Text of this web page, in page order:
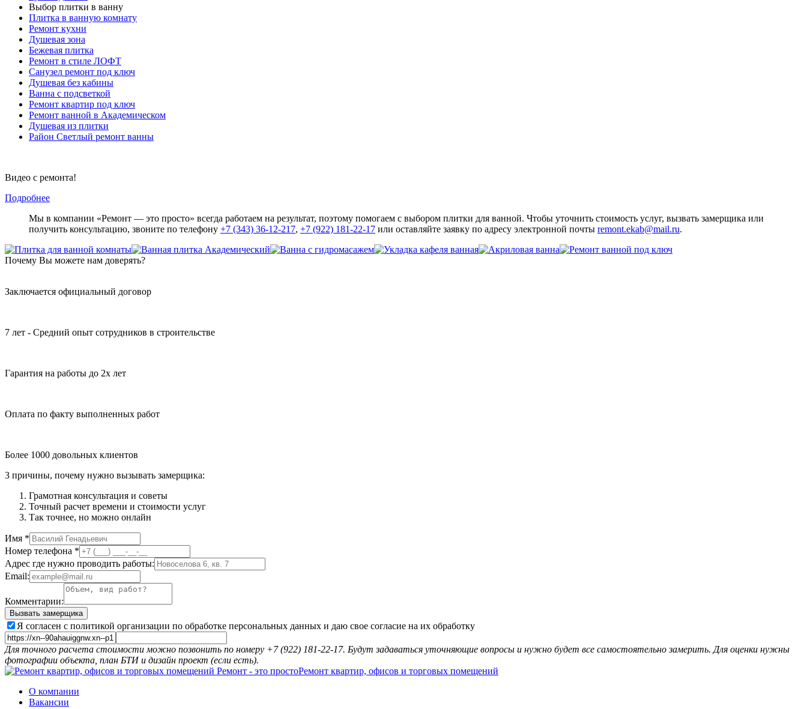
Выбор плитки в ванну
Плитка в ванную комнату
Ремонт кухни
Душевая зона
Бежевая плитка
Ремонт в стиле ЛОФТ
Санузел ремонт под ключ
Душевая без кабины
Ванна с подсветкой
Ремонт квартир под ключ
Ремонт ванной в Академическом
Душевая из плитки
Район Светлый ремонт ванны
Видео с ремонта!
Подробнее
Мы в компании «Ремонт — это просто» всегда работаем на результат, поэтому помогаем с выбором плитки для ванной. Чтобы уточнить стоимость услуг, вызвать замерщика или
получить консультацию, звоните по телефону +7 (343) 36-12-217, +7 (922) 181-22-17 или оставляйте заявку по адресу электронной почты remont.ekab@mail.ru.
Почему Вы можете нам доверять?
Заключается официальный договор
7 лет - Средний опыт сотрудников в строительстве
Гарантия на работы до 2х лет
Оплата по факту выполненных работ
Более 1000 довольных клиентов
3 причины, почему нужно вызывать замерщика:
Грамотная консультация и советы
Точный расчет времени и стоимости услуг
Так точнее, но можно онлайн
Имя *
Номер телефона *
Адрес где нужно проводить работы:
Email:
Комментарии:
Вызвать замерщика
Я согласен с политикой организации по обработке персональных данных и даю свое согласие на их обработку
Для точного расчета стоимости можно позвонить по номеру +7 (922) 181-22-17. Будут задаваться уточняющие вопросы и нужно будет все самостоятельно замерить. Для оценки нужны
фотографии объекта, план БТИ и дизайн проект (если есть).
Ремонт квартир, офисов и торговых помещений
О компании
Вакансии